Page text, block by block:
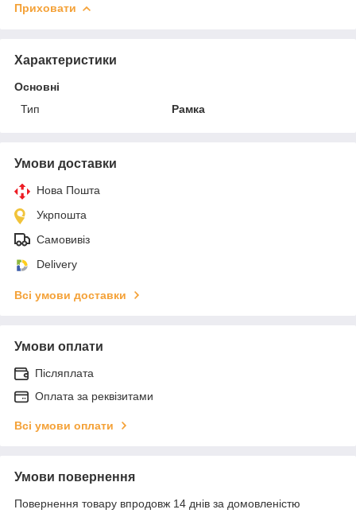
Приховати
Характеристики
Основні
Тип
Рамка
Умови доставки
Нова Пошта
Укрпошта
Самовивіз
Delivery
Всі умови доставки
Умови оплати
Післяплата
Оплата за реквізитами
Всі умови оплати
Умови повернення
Повернення товару впродовж 14 днів за домовленістю